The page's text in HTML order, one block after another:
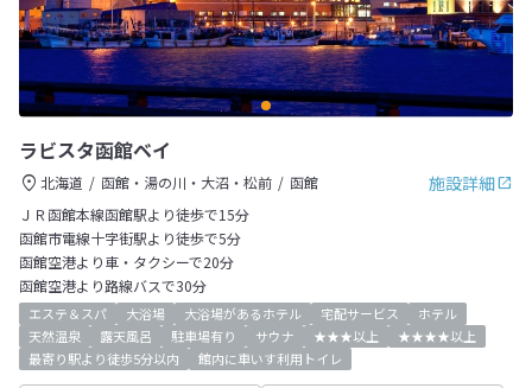
ラビスタ函館ベイ
施設詳細
北海道 函館・湯の川・大沼・松前
函館
ＪＲ函館本線函館駅より徒歩で15分
函館市電線十字街駅より徒歩で5分
函館空港より車・タクシーで20分
函館空港より路線バスで30分
エステ＆スパ 大浴場 大浴場があるホテル 宅配サービス
ホテル
天然温泉
露天風呂 駐車場有り サウナ ★★★以上
★★★★以上
最寄り駅より徒歩5分以内
館内に車いす利用トイレ